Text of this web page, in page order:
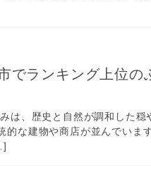
でランキング上位
は、歴史と自然が調和した
的な建物や商店が並んでいま